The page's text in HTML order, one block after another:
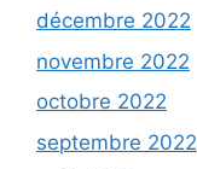
décembre 2022
novembre 2022
octobre 2022
septembre 2022